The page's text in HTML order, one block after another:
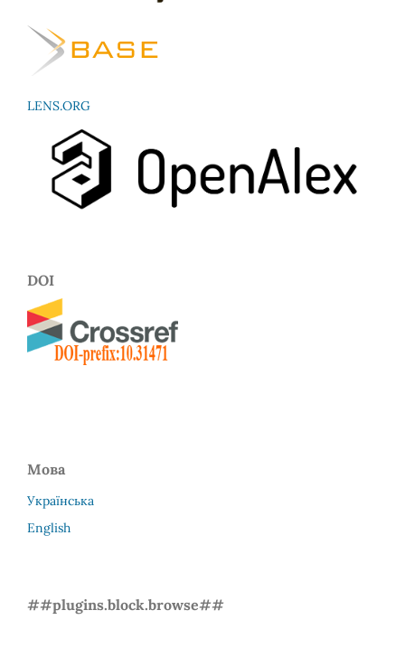
LENS.ORG
DOI
Мова
Українська
English
##plugins.block.browse##